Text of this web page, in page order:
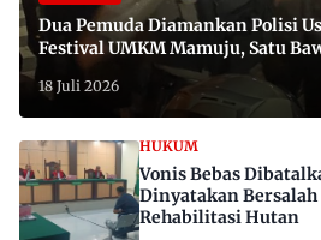
Dua Pemuda Diamankan Polisi
Festival UMKM Mamuju, Satu
18 Juli 2026
HUKUM
Vonis Bebas
Dinyatakan
Rehabilitasi Hutan